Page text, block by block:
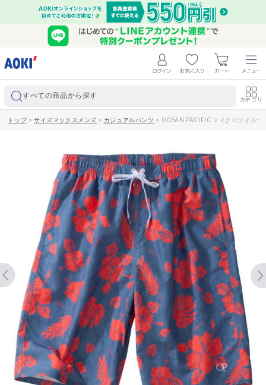
すべての商品から探す カテゴリ
トップ>サイズマックスメンズ > カジュアルパンツ > OCEAN PACIFIC マイクロツイルサ